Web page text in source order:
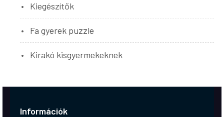
Kiegészítők
Fa gyerek puzzle
Kirakó kisgyermekeknek
Információk